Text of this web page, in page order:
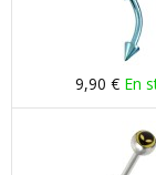
9,90 € En